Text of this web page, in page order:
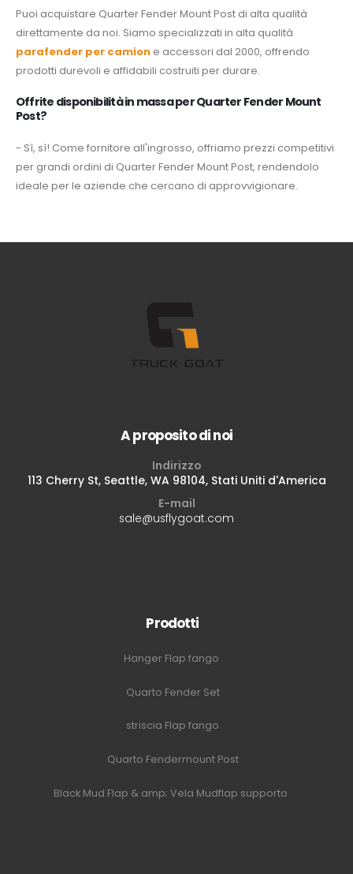
Puoi acquistare Quarter Fender Mount Post di alta qualità
direttamente da noi. Siamo specializzati in alta qualità
parafender per camion e accessori dal 2000, offrendo
prodotti durevoli e affidabili costruiti per durare.
Offrite disponibilità in massa per Quarter Fender Mount
Post?
- Sì, sì! Come fornitore all'ingrosso, offriamo prezzi competitivi
per grandi ordini di Quarter Fender Mount Post, rendendolo
ideale per le aziende che cercano di approvvigionare.
A proposito di noi
Indirizzo
113 Cherry St, Seattle, WA 98104, Stati Uniti d'America
E-mail
sale@usflygoat.com
Prodotti
Hanger Flap fango
Quarto Fender Set
striscia Flap fango
Quarto Fendermount Post
Black Mud Flap & amp; Vela Mudflap supporto